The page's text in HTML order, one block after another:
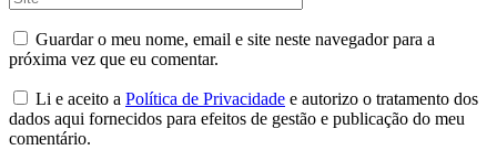
Guardar o meu nome, email e site neste navegador para a
próxima vez que eu comentar.
Li e aceito a Política de Privacidade e autorizo o tratamento dos
dados aqui fornecidos para efeitos de gestão e publicação do meu
comentário.